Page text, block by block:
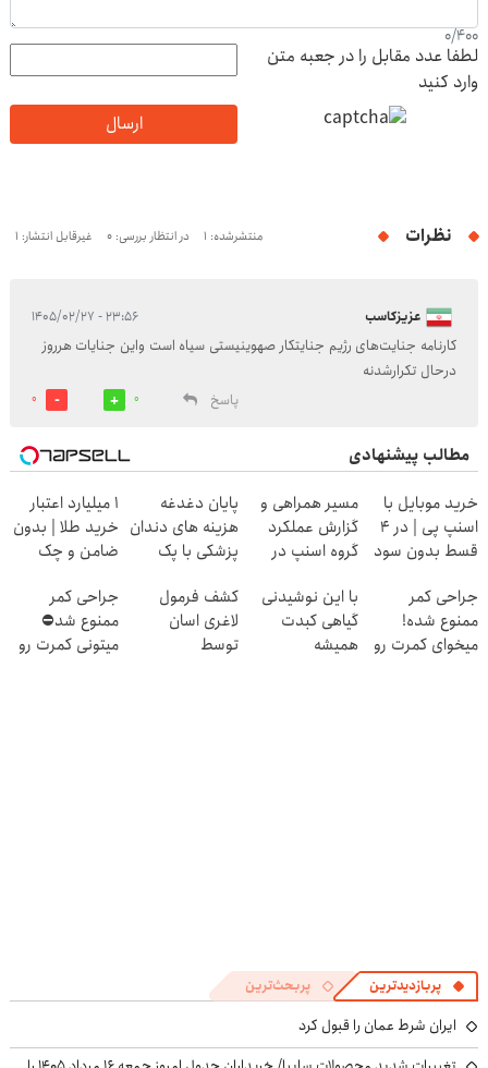
0/400
لطفا عدد مقابل را در جعبه متن
وارد کنید
ارسال
نظرات منتشرشده: 1 در انتظار بررسی: 0 غیرقابل انتشار: 1
عزیزکاسب ۲۳:۵۶ - ۱۴۰۵/۰۲/۲۷
کارنامه جنایت‌های رژیم جنایتکار صهوینیستی سیاه است واین جنایات هرروز
درحال تکرارشدنه
پاسخ
0
0
مطالب پیشنهادی
خرید موبایل با
اسنپ پی | در ۴
قسط بدون سود
مسیر همراهی و
گزارش عملکرد
گروه اسنپ در
پایان دغدغه
هزینه های دندان
پزشکی با پک
خانگی
۱ میلیارد اعتبار
خرید طلا | بدون
ضامن و چک
جراحی کمر
ممنوع شده!
میخوای کمرت رو
با این نوشیدنی
گیاهی کبدت
همیشه
کشف فرمول
لاغری اسان
توسط
جراحی کمر
ممنوع شد⛔
میتونی کمرت رو
پربازدیدترین پربحث‌ترین
ایران شرط عمان را قبول کرد